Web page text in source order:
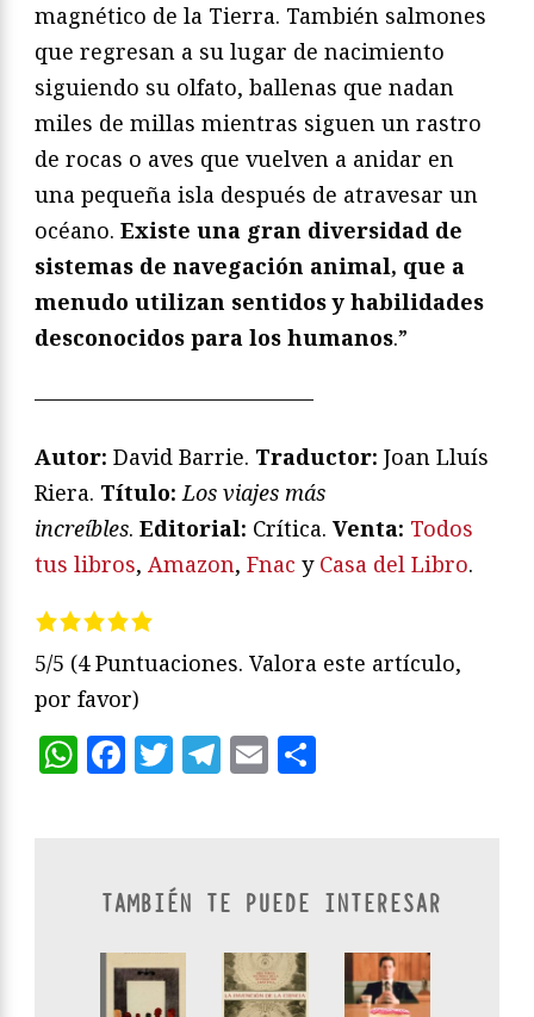
magnético de la Tierra. También salmones
que regresan a su lugar de nacimiento
siguiendo su olfato, ballenas que nadan
miles de millas mientras siguen un rastro
de rocas o aves que vuelven a anidar en
una pequeña isla después de atravesar un
océano. Existe una gran diversidad de
sistemas de navegación animal, que a
menudo utilizan sentidos y habilidades
desconocidos para los humanos.”
—————————————
Autor: David Barrie. Traductor: Joan Lluís
Riera. Título:Los viajes más
increíbles. Editorial: Crítica. Venta: Todos
tus libros, Amazon, Fnac y Casa del Libro.
5/5 (4 Puntuaciones. Valora este artículo,
por favor)
WhatsApp
Facebook
Twitter
Telegram
Email
TAMBIÉN TE PUEDE INTERESAR